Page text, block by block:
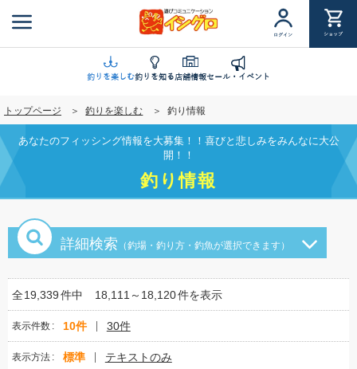
ン
に
移
動
ログイン ショップ
釣りを楽しむ釣りを知る店舗情報セール・イベント
トップページ 釣りを楽しむ 釣り情報
あなたのフィッシング情報を大募集！！喜びと悲しみをみんなに大公
開！！
釣り情報
詳細検索 （釣場・釣り方・釣魚が選択できます）
全19,339件中 18,111～18,120件を表示
表示件数 10件 30件
表示方法 標準 テキストのみ